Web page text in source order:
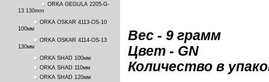
ORKA GEGULA 2205-G-
13 130mm
ORKA OSKAR 4113-OS-10
100мм
ORKA OSKAR 4114-OS-13
130мм
ORKA SHAD 100мм
ORKA SHAD 110мм
ORKA SHAD 120мм
Вес - 9 грамм
Цвет - GN
Количество в